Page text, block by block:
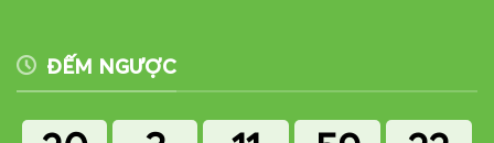
ĐẾM NGƯỢC